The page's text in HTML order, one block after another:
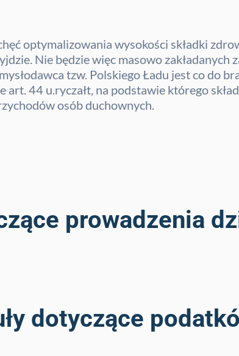
optymalizowania wysokości składki
Nie będzie więc masowo zakładanych
tzw. Polskiego Ładu jest co do
44 u.ryczałt, na podstawie którego
osób duchownych.
prowadzenia
dotyczące